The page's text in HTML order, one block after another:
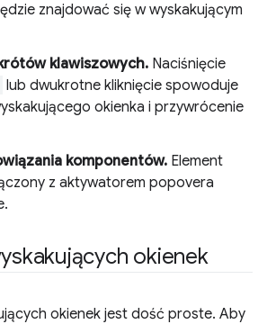
znajdować się w wyskakującym
klawiszowych. Naciśnięcie
lub dwukrotne kliknięcie spowoduje
okienka i przywrócenie
komponentów. Element
z aktywatorem popovera
okienek
okienek jest dość proste. Aby